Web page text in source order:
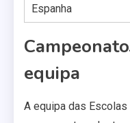
Espanha
equipa
A equipa das Escolas